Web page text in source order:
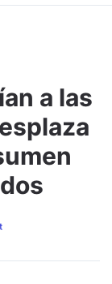
a las